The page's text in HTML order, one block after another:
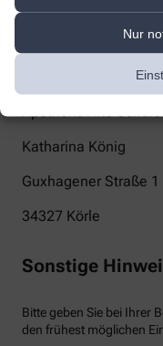
Nur
Katharina König
Guxhagener Straße 1
34327 Körle
Sonstige
Bitte geben Sie bei Ihrer
den frühest möglichen